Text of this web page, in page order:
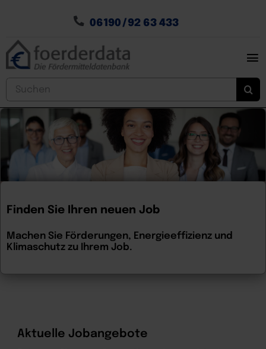
Fördergeldsuche
Fördergeldservices
Energiesparen
News
06190 / 92 63 433
nach:
Finden Sie Ihren neuen Job
Machen Sie Förderungen, Energieeffizienz und
Klimaschutz zu Ihrem Job.
Aktuelle Jobangebote